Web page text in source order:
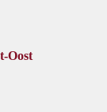
Oost